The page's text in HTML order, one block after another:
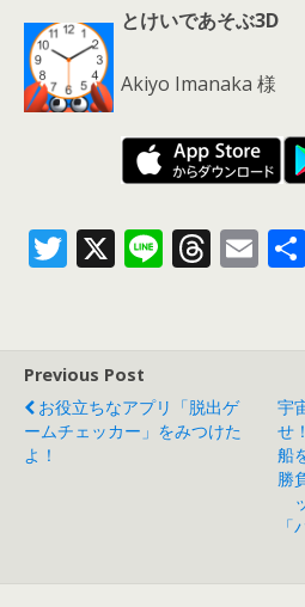
とけいであそぶ3D
Akiyo Imanaka 様
T
w
er
X Li
n
T
h
d
s
E
m
Previous Post
お役立ちなアプリ「脱出ゲ
ームチェッカー」をみつけた
よ！
宇
せ
船
勝